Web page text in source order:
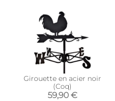
Girouette en acier noir
(Coq)
59,90 €